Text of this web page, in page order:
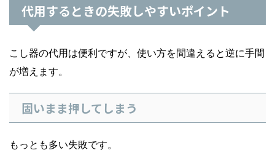
代用するときの失敗しやすいポイント
こし器の代用は便利ですが、使い方を間違えると逆に手間
が増えます。
固いまま押してしまう
もっとも多い失敗です。